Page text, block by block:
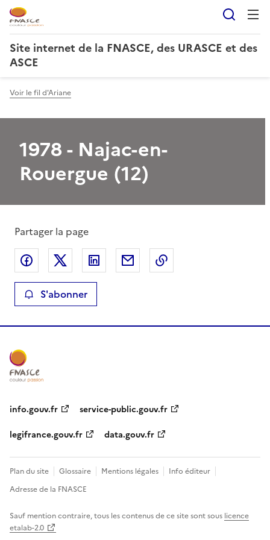
Site internet de la FNASCE, des URASCE et des
ASCE
Voir le fil d'Ariane
1978 - Najac-en-
Rouergue (12)
Partager la page
Partager sur Facebook
Partager sur XPartager sur LinkedIn
Partager par email
S'abonner
info.gouv.fr
service-public.gouv.fr
legifrance.gouv.fr
data.gouv.fr
Plan du site Glossaire Mentions légales
Info éditeur
Adresse de la FNASCE
Sauf mention contraire, tous les contenus de ce site sont sous licence
etalab-2.0